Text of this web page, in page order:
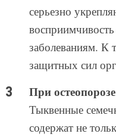
серьезно
заболеваниям. К
защитных сил
При остеопорозе
Тыквенные
содержат не